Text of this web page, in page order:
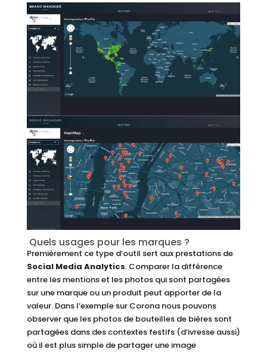
Quels usages pour les marques ?
Premièrement ce type d’outil sert aux prestations de
Social Media Analytics. Comparer la différence
entre les mentions et les photos qui sont partagées
sur une marque ou un produit peut apporter de la
valeur. Dans l’exemple sur Corona nous pouvons
observer que les photos de bouteilles de bières sont
partagées dans des contextes festifs (d’ivresse aussi)
où il est plus simple de partager une image